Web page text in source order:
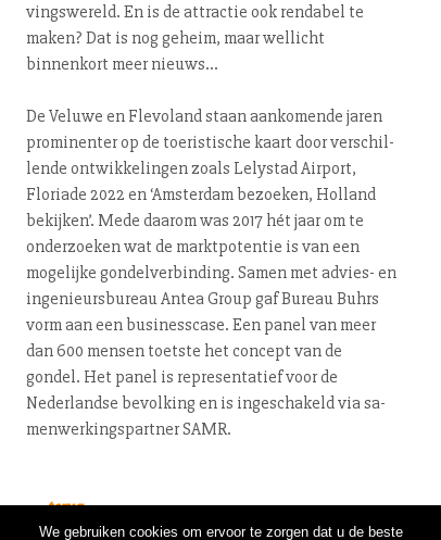
vings­we­reld. En is de attractie ook rendabel te
maken? Dat is nog geheim, maar wellicht
binnenkort meer nieuws…
De Veluwe en Flevoland staan aankomende jaren
prominenter op de toe­ris­ti­sche kaart door ver­schil­
len­de ont­wik­ke­lin­gen zoals Lelystad Airport,
Floriade 2022 en ‘Amsterdam bezoeken, Holland
bekijken’. Mede daarom was 2017 hét jaar om te
onderzoeken wat de markt­po­ten­tie is van een
mogelijke gon­del­ver­bin­ding. Samen met advies- en
in­ge­ni­eurs­bu­reau Antea Group gaf Bureau Buhrs
vorm aan een bu­si­nes­sca­se. Een panel van meer
dan 600 mensen toetste het concept van de
gondel. Het panel is re­pre­sen­ta­tief voor de
Nederlandse bevolking en is in­ge­scha­keld via sa­
men­wer­kings­part­ner SAMR.
← terug
We gebruiken cookies om ervoor te zorgen dat u de beste